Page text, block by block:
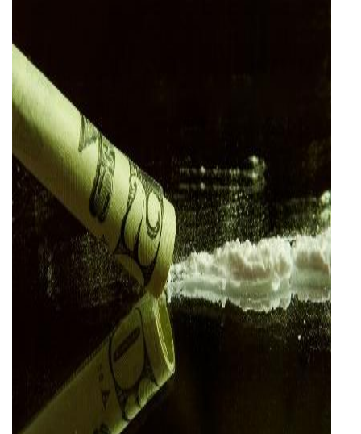
ad